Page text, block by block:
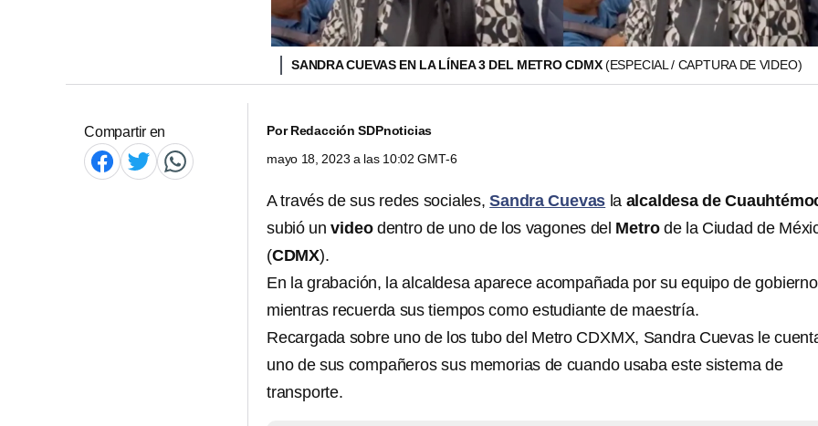
SANDRA CUEVAS EN LA LÍNEA 3 DEL METRO CDMX(ESPECIAL / CAPTURA DE VIDEO)
Compartir en PorRedacción SDPnoticias
mayo 18, 2023 a las 10:02 GMT-6
A través de sus redes sociales,Sandra Cuevas la alcaldesa de
subió unvideodentro de uno de los vagones del Metrode la Ciudad de
(CDMX).
En la grabación, la alcaldesa aparece acompañada por su equipo de gobierno
mientras recuerda sus tiempos como estudiante de maestría.
Recargada sobre uno de los tubo del Metro CDXMX, Sandra Cuevas le
uno de sus compañeros sus memorias de cuando usaba este sistema de
transporte.